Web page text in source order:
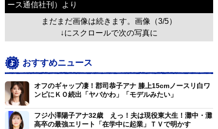
ース通信社刊）より
まだまだ画像は続きます。画像（3/5）
↓にスクロールで次の写真に
おすすめニュース
オフのギャップ凄！郡司恭子アナ 膝上15cmノースリ白ワ
ンピにＫＯ続出「ヤバかわ」「モデルみたい」
フジ小澤陽子アナ32歳 えっ！夫は現役東大生！灘中・灘
高卒の最強エリート「在学中に起業」ＴＶで明かす